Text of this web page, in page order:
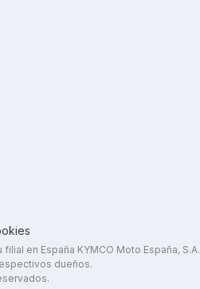
en España KYMCO Moto España, S.A.
dueños.